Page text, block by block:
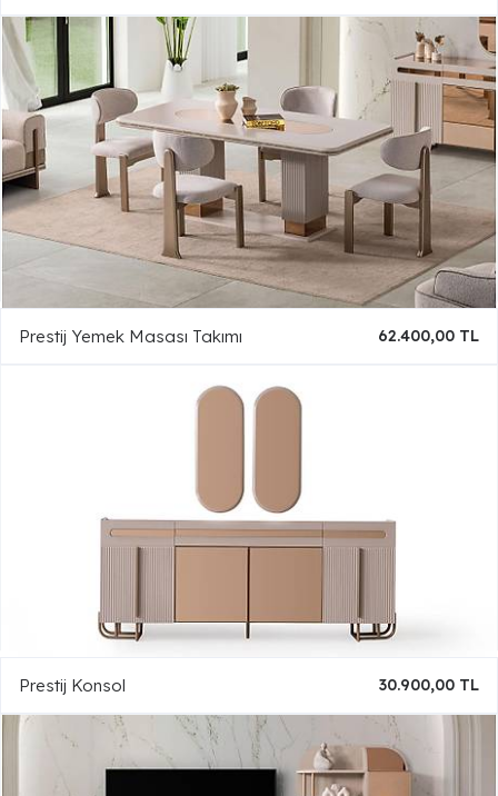
Prestij Yemek Masası Takımı 62.400,00 TL
Prestij Konsol 30.900,00 TL